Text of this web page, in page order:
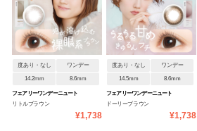
度あり・なし ワンデー
14.2mm 8.6mm
フェアリーワンデーニュート
リトルブラウン
¥1,738
度あり・なし ワンデー
14.5mm 8.6mm
フェアリーワンデーニュート
ドーリーブラウン
¥1,738